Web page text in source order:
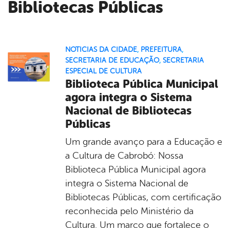
Bibliotecas Públicas
NOTICIAS DA CIDADE, PREFEITURA,
SECRETARIA DE EDUCAÇÃO, SECRETARIA
ESPECIAL DE CULTURA
Biblioteca Pública Municipal
agora integra o Sistema
Nacional de Bibliotecas
Públicas
Um grande avanço para a Educação e
a Cultura de Cabrobó: Nossa
Biblioteca Pública Municipal agora
integra o Sistema Nacional de
Bibliotecas Públicas, com certificação
reconhecida pelo Ministério da
Cultura. Um marco que fortalece o